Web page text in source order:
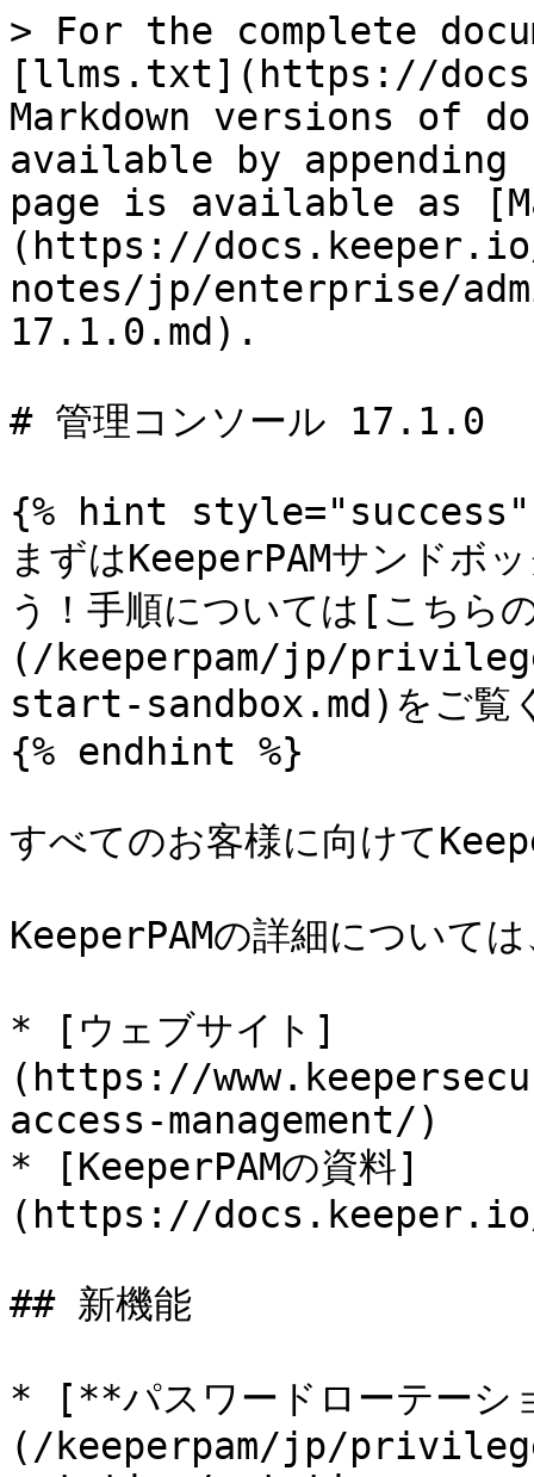
> For the complete
[llms.txt](https://
Markdown versions of
available by
page is available as
(https://
notes/jp/enterprise/
17.1.0.md).
# 管理コンソール 17.1.0
{% hint style="success"
まずはKeeperPAMサンドボ
う！手順については[こちら
(/keeperpam/jp/
start-sandbox.md)をご覧
{% endhint %}
すべてのお客様に向けて
KeeperPAMの詳細について
* [ウェブサイト]
(https://
access-management/)
* [KeeperPAMの資料]
(https://
## 新機能
* [**パスワードローテーシ
(/keeperpam/jp/